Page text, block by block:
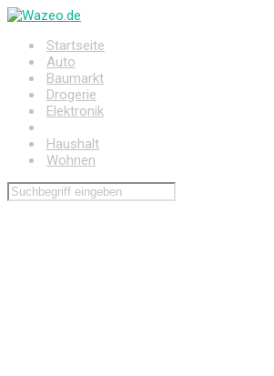
Zum
springenStartseite
Auto
Baumarkt
Drogerie
Elektronik
Haushalt
Wohnen